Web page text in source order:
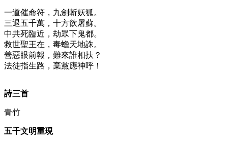
一道催命符，九劍斬妖狐。
三退五千萬，十方飲屠蘇。
中共死臨近，劫眾下鬼都。
救世聖王在，毒蟾天地誅。
善惡眼前報，難來誰相扶？
法徒指生路，棄黨應神呼！
詩三首
青竹
五千文明重現